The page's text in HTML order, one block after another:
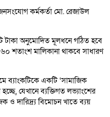
কর্মকর্তা মো. রেজাউল
অনুমোদিত মূলধনে গঠিত হবে
৬০ শতাংশ মালিকানা থাকবে সাধারণ
একটি ‘সামাজিক
যেখানে ব্যক্তিগত লভ্যাংশের
ও দারিদ্র্য বিমোচন খাতে ব্যয়